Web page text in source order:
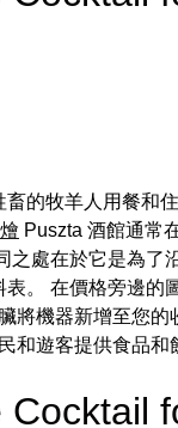
的牧羊人用餐和住
Puszta 酒館通常
處在於它是為
。 在價格旁邊
將機器新增至您
和遊客提供食品和